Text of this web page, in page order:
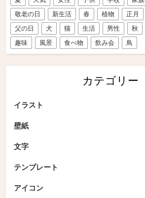
敬老の日
新生活 春 植物 正月
父の日
犬 猫 生活 男性 秋
趣味
風景 食べ物 飲み会 鳥
カテゴリー
イラスト
壁紙
文字
テンプレート
アイコン